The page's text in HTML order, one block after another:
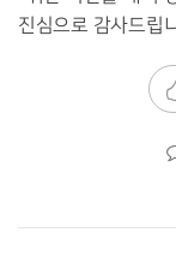
진심으로 감사드립